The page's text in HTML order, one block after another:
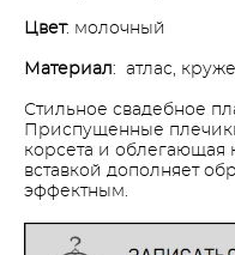
Цвет: молочный
Материал: атлас,
Стильное свадебное
Приспущенные
корсета и облегающая
вставкой дополняет
эффектным.